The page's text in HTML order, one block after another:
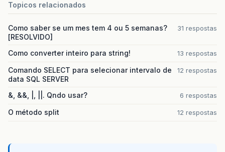
Topicos relacionados
Como saber se um mes tem 4 ou 5 semanas?
[RESOLVIDO]
31 respostas
Como converter inteiro para string! 13 respostas
Comando SELECT para selecionar intervalo de
data SQL SERVER
12 respostas
&, &&, |, ||. Qndo usar? 6 respostas
O método split 12 respostas